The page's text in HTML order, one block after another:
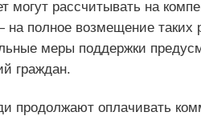
могут рассчитывать на
полное возмещение таких
меры поддержки
граждан.
продолжают оплачивать